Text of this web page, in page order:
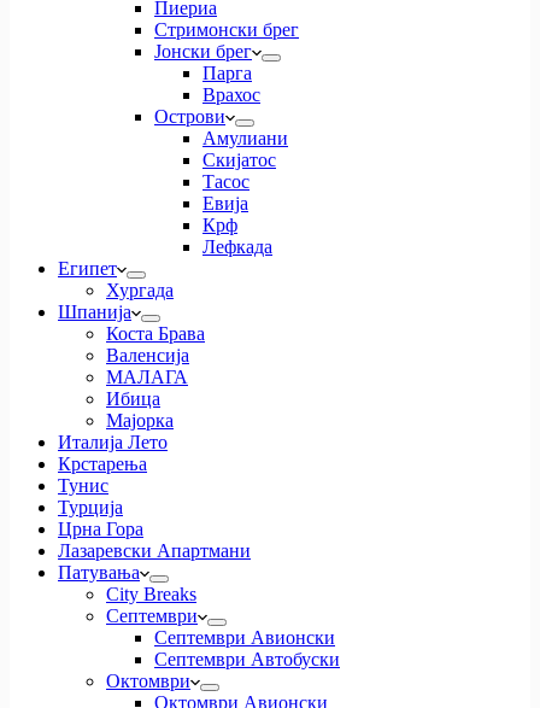
Пиериа
Стримонски брег
Јонски брег
Парга
Врахос
Острови
Амулиани
Скијатос
Тасос
Евија
Крф
Лефкада
Египет
Хургада
Шпанија
Коста Брава
Валенсија
МАЛАГА
Ибица
Мајорка
Италија Лето
Крстарења
Тунис
Турција
Црна Гора
Лазаревски Апартмани
Патувања
City Breaks
Септември
Септември Авионски
Септември Автобуски
Октомври
Октомври Авионски